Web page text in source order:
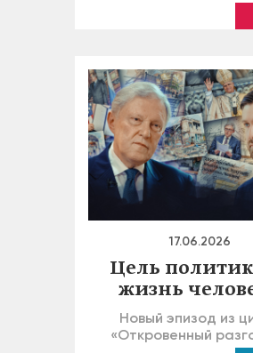
17.06.2026
Цель
жизнь
Новый эпизод из
«Откровенный